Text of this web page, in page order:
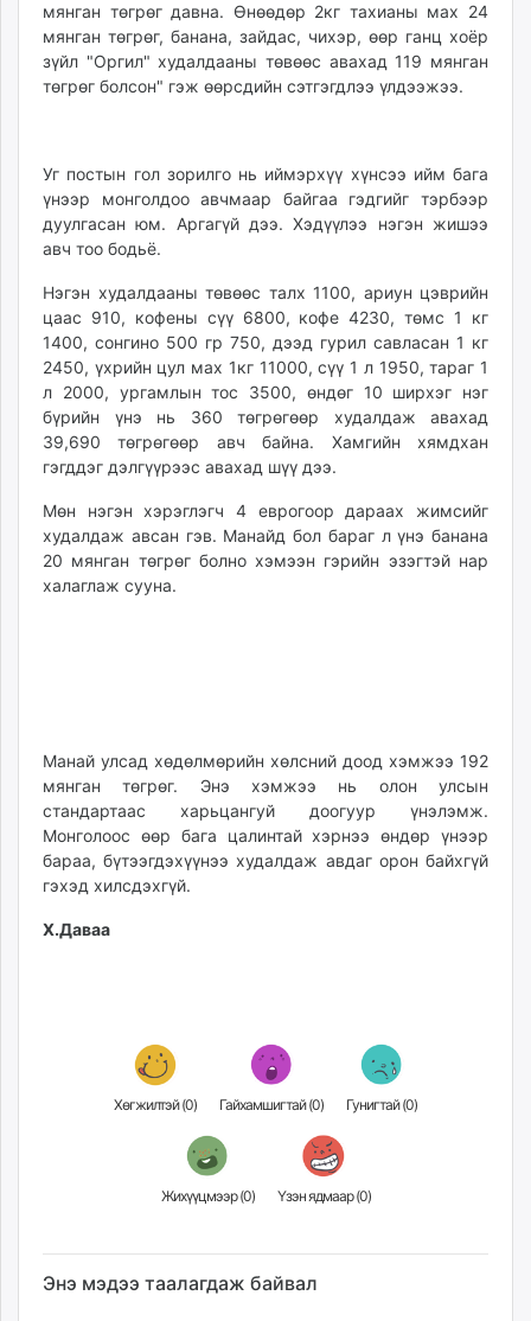
paparazzi.mn
unread.today
мянган төгрөг давна. Өнөөдөр 2кг тахианы мах 24
мянган төгрөг, банана, зайдас, чихэр, өөр ганц хоёр
зүйл "Оргил" худалдааны төвөөс авахад 119 мянган
төгрөг болсон" гэж өөрсдийн сэтгэгдлээ үлдээжээ.
Уг постын гол зорилго нь иймэрхүү хүнсээ ийм бага
үнээр монголдоо авчмаар байгаа гэдгийг тэрбээр
дуулгасан юм. Аргагүй дээ. Хэдүүлээ нэгэн жишээ
авч тоо бодьё.
Нэгэн худалдааны төвөөс талх 1100, ариун цэврийн
цаас 910, кофены сүү 6800, кофе 4230, төмс 1 кг
1400, сонгино 500 гр 750, дээд гурил савласан 1 кг
2450, үхрийн цул мах 1кг 11000, сүү 1 л 1950, тараг 1
л 2000, ургамлын тос 3500, өндөг 10 ширхэг нэг
бүрийн үнэ нь 360 төгрөгөөр худалдаж авахад
39,690 төгрөгөөр авч байна. Хамгийн хямдхан
гэгддэг дэлгүүрээс авахад шүү дээ.
Мөн нэгэн хэрэглэгч 4 еврогоор дараах жимсийг
худалдаж авсан гэв. Манайд бол бараг л үнэ банана
20 мянган төгрөг болно хэмээн гэрийн эзэгтэй нар
халаглаж сууна.
Манай улсад хөдөлмөрийн хөлсний доод хэмжээ 192
мянган төгрөг. Энэ хэмжээ нь олон улсын
стандартаас харьцангуй доогуур үнэлэмж.
Монголоос өөр бага цалинтай хэрнээ өндөр үнээр
бараа, бүтээгдэхүүнээ худалдаж авдаг орон байхгүй
гэхэд хилсдэхгүй.
Х.Даваа
Хөгжилтэй (0) Гайхамшигтай (0) Гунигтай (0)
Жихүүцмээр (0) Үзэн ядмаар (0)
Энэ мэдээ таалагдаж байвал